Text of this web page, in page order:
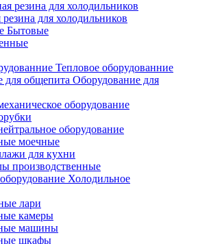
для холодильников
Бытовые
Тепловое оборудованние
Оборудование для
оборудование
оборудование
моечные
для кухни
производственные
Холодильное
лари
камеры
машины
шкафы